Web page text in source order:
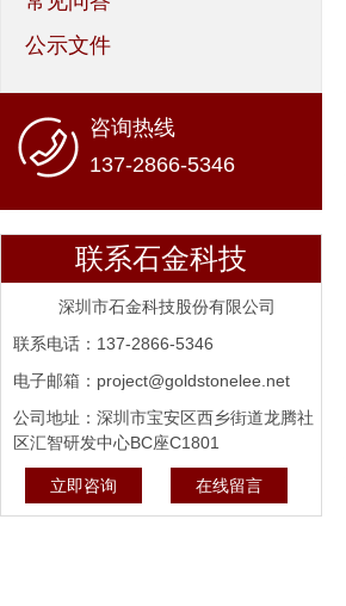
公示文件
咨询热线
137-2866-5346
联系石金科技
深圳市石金科技股份有限公司
联系电话：137-2866-5346
电子邮箱：project@goldstonelee.net
公司地址：深圳市宝安区西乡街道龙腾社
区汇智研发中心BC座C1801
立即咨询 在线留言